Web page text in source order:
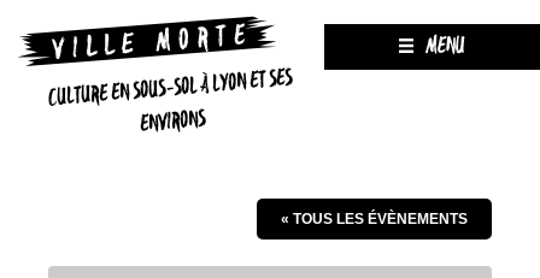
CULTURE EN SOUS-SOL À LYON ET SES
ENVIRONS
MENU
« TOUS LES ÉVÈNEMENTS